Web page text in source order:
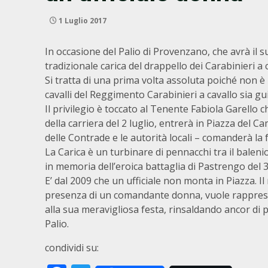
1 Luglio 2017
In occasione del Palio di Provenzano, che avrà il
tradizionale carica del drappello dei Carabinieri
Si tratta di una prima volta assoluta poiché non è
cavalli del Reggimento Carabinieri a cavallo sia
Il privilegio è toccato al Tenente Fabiola Garello
della carriera del 2 luglio, entrerà in Piazza del
delle Contrade e le autorità locali – comanderà la
La Carica è un turbinare di pennacchi tra il
in memoria dell’eroica battaglia di Pastrengo del
E’ dal 2009 che un ufficiale non monta in
presenza di un comandante donna, vuole
alla sua meravigliosa festa, rinsaldando ancor
Palio.
condividi su: